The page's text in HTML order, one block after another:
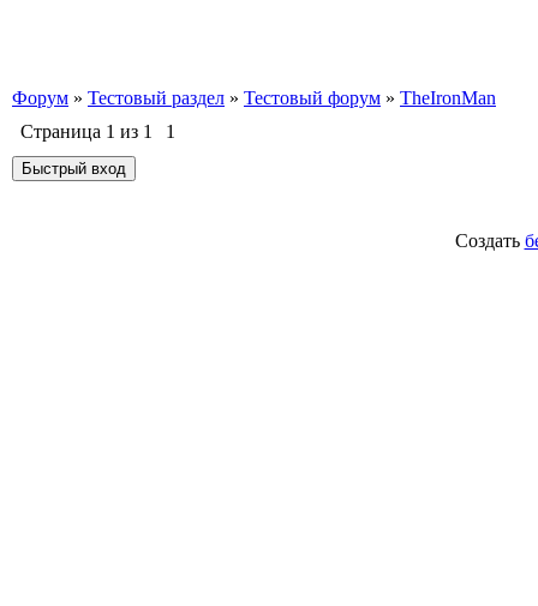
Форум » Тестовый раздел » Тестовый форум » TheIronMan
Страница 1 из 1 1
Создать